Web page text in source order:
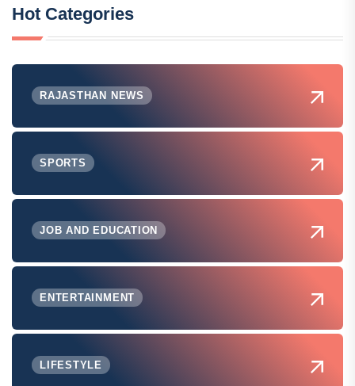
Hot Categories
RAJASTHAN NEWS
SPORTS
JOB AND EDUCATION
ENTERTAINMENT
LIFESTYLE